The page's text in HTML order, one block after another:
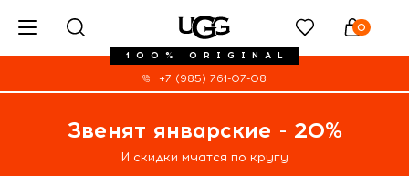
100% ORIGINAL
0
+7 (985) 761-07-08
Звенят январские - 20%
И скидки мчатся по кругу